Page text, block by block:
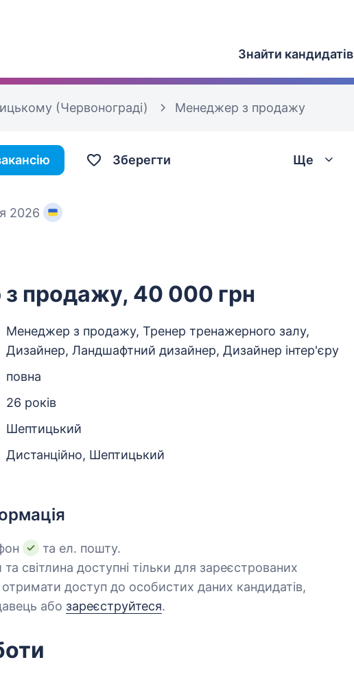
Знайти кандидатів
(Червонограді) Менеджер з продажу
Зберегти Ще
2026
продажу, 40 000 грн
Менеджер з продажу, Тренер тренажерного залу,
Дизайнер, Ландшафтний дизайнер, Дизайнер інтер'єру
повна
26 років
Шептицький
Дистанційно, Шептицький
та ел. пошту.
світлина доступні тільки для зареєстрованих
доступ до особистих даних кандидатів,
або зареєструйтеся.